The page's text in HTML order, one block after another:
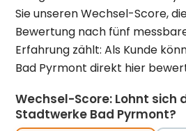
Sie unseren Wechsel-Score,
Bewertung nach fünf
Erfahrung zählt: Als Kunde
Bad Pyrmont direkt hier
Wechsel-Score: Lohnt sich
Stadtwerke Bad Pyrmont?